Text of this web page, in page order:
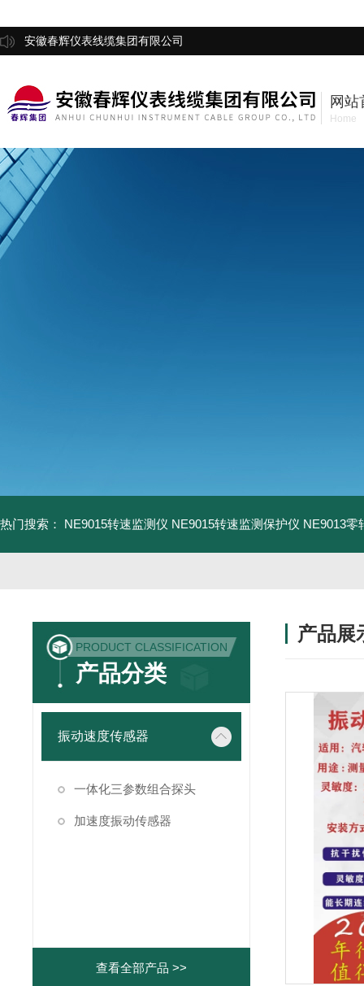
安徽春辉仪表线缆集团有限公司
网站
Home
热门搜索： NE9015转速监测仪 NE9015转速监测保护仪 NE9013零
PRODUCT CLASSIFICATION
产品分类
振动速度传感器
一体化三参数组合探头
加速度振动传感器
查看全部产品 >>
产品展